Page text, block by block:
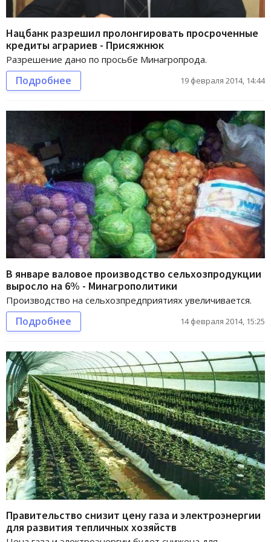
Нацбанк разрешил пролонгировать просроченные
кредиты аграриев - Присяжнюк
Разрешение дано по просьбе Минагропрода.
Подробнее 19 февраля 2014, 14:44
В январе валовое производство сельхозпродукции
выросло на 6% - Минагрополитики
Производство на сельхозпредприятиях увеличивается.
Подробнее 14 февраля 2014, 15:25
Правительство снизит цену газа и электроэнергии
для развития тепличных хозяйств